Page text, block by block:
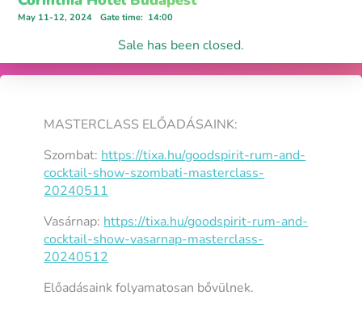
May 11-12, 2024 Gate time: 14:00
Sale has been closed.
MASTERCLASS ELŐADÁSAINK:
Szombat: https://tixa.hu/goodspirit-rum-and-
cocktail-show-szombati-masterclass-
20240511
Vasárnap: https://tixa.hu/goodspirit-rum-and-
cocktail-show-vasarnap-masterclass-
20240512
Előadásaink folyamatosan bővülnek.